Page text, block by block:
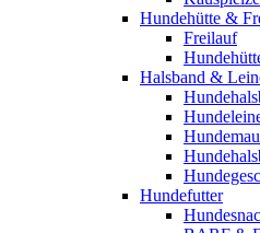
Hundehütte &
Freilauf
Halsband &
Hundefutter